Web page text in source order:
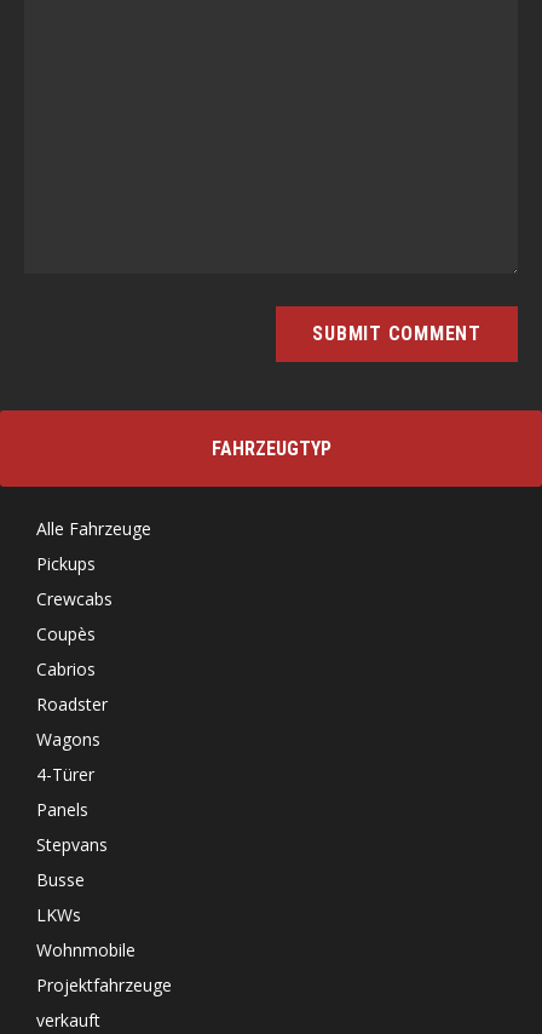
FAHRZEUGTYP
Alle Fahrzeuge
Pickups
Crewcabs
Coupès
Cabrios
Roadster
Wagons
4-Türer
Panels
Stepvans
Busse
LKWs
Wohnmobile
Projektfahrzeuge
verkauft